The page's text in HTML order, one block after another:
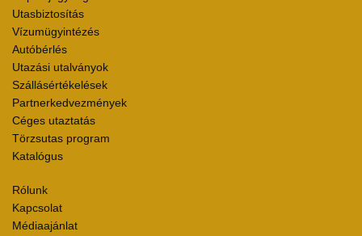
Utasbiztosítás
Vízumügyintézés
Autóbérlés
Utazási utalványok
Szállásértékelések
Partnerkedvezmények
Céges utaztatás
Törzsutas program
Katalógus
Rólunk
Kapcsolat
Médiaajánlat